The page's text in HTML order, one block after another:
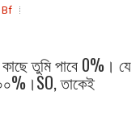
Bf
তুমি পাবে 0%। যে
তাকেই